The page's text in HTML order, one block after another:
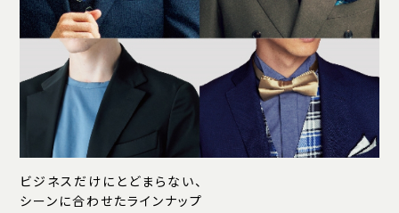
ビジネスだけにとどまらない、
シーンに合わせたラインナップ